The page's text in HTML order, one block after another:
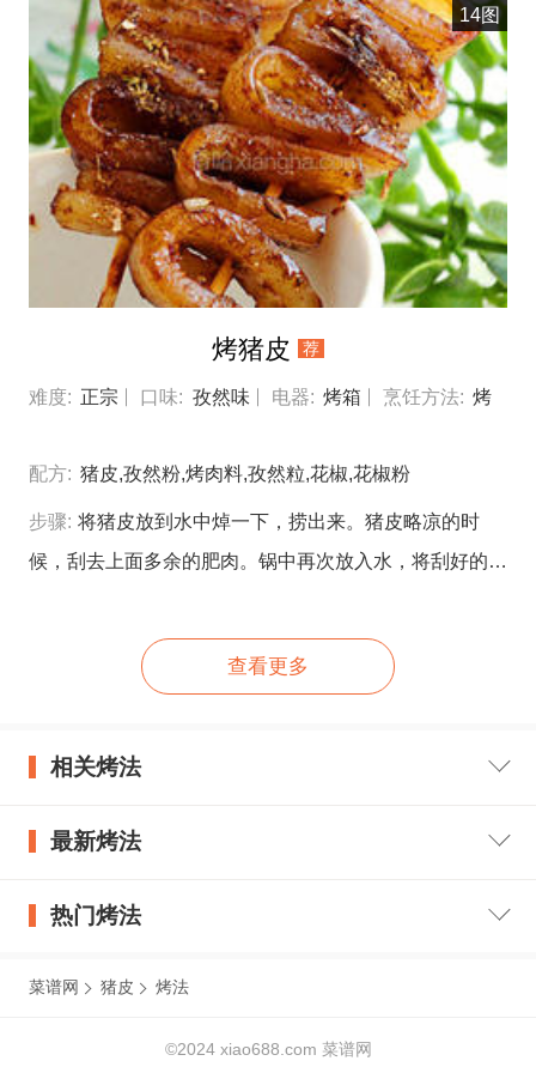
脂才能从孔里溢出，炸脆猪皮 盐，黑胡椒末，五香粉，
搅拌成腌料，盐略多一点 除了猪皮以外，各面都抹上腌
料 平盘中倒入米醋，放入肉块，皮朝下，米醋要刚刚到
皮的高度为宜，软化猪皮，腌1个小时 腌后后，小心取出
来，擦干表面的醋，可以看见皮厚了一些 找张锡纸，如
图将肉块装起来，只留猪皮一面 放入冰箱，冷藏10个小
时，或过夜，让猪皮彻底的干燥 烤箱预热到375华氏度，
烤，不会将皮烧焦，入烤箱，烤45分钟，如果肉块比较
大，酌情增加一点时间 取出来，考过后，盐已经结块，
取出来，挂掉表面的盐，放在烤架上，烤箱升温到425
度，入烤箱，放在上层（靠近加热丝），烤15到20分钟
烤到表皮金黄起泡为止 略凉后切块，皮脆，肉块嫩而且
14图
烤猪皮 荐
难度: 正宗 口味: 孜然味 电器: 烤箱 烹饪方法: 烤
配方: 猪皮,孜然粉,烤肉料,孜然粒,花椒,花椒粉
步骤: 将猪皮放到水中焯一下，捞出来。猪皮略凉的时
候，刮去上面多余的肥肉。锅中再次放入水，将刮好的猪
熟。煮熟的猪皮捞出来，放到容器中，放到冰箱冷藏一
晚。将猪皮切成条或块。碗中放入烤肉酱、盐，混和均
次串到竹签上。将串好的串放到提前铺有锡纸的烤盘上，
椒粉放到容器中混合好。将混和好的调料撒到猪皮上。烤
查看更多
相关烤法
最新烤法
热门烤法
菜谱网 猪皮 烤法
©2024 xiao688.com 菜谱网